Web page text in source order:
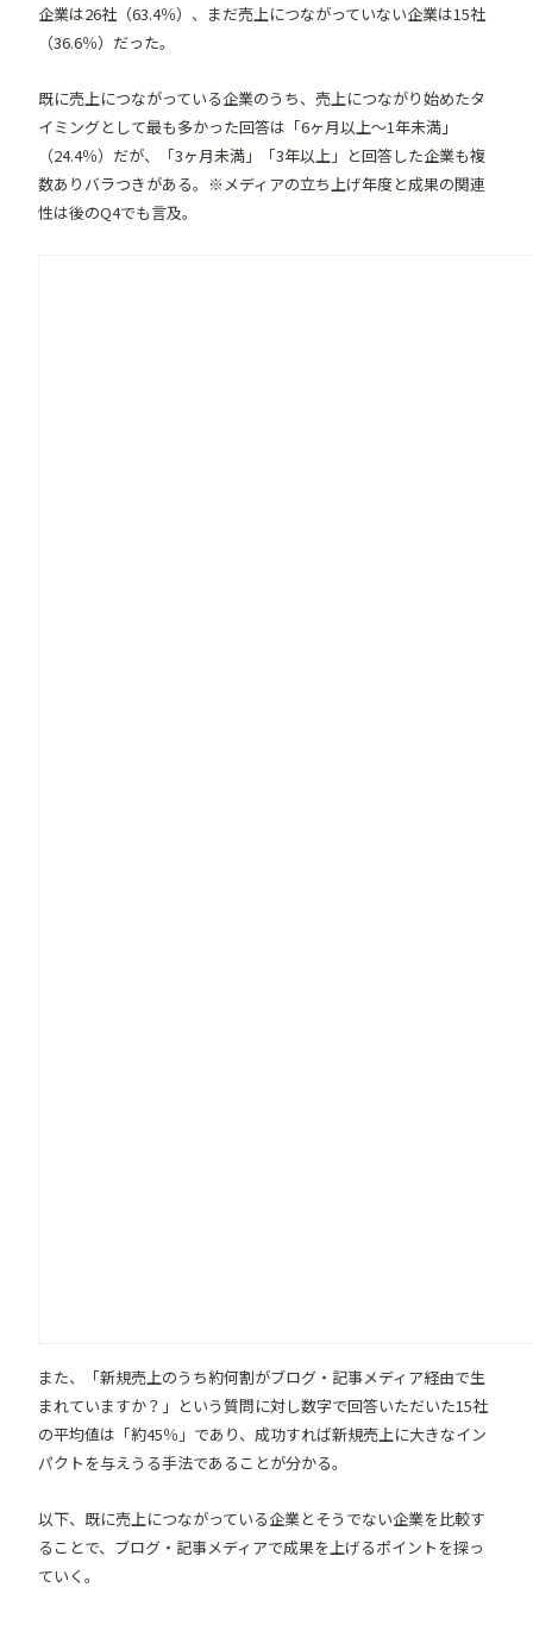
企業は26社（63.4％）、まだ売上につながっていない企業は15社
（36.6％）だった。
既に売上につながっている企業のうち、売上につながり始めたタ
イミングとして最も多かった回答は「6ヶ月以上〜1年未満」
（24.4％）だが、「3ヶ月未満」「3年以上」と回答した企業も複
数ありバラつきがある。※メディアの立ち上げ年度と成果の関連
性は後のQ4でも言及。
また、「新規売上のうち約何割がブログ・記事メディア経由で生
まれていますか？」という質問に対し数字で回答いただいた15社
の平均値は「約45％」であり、成功すれば新規売上に大きなイン
パクトを与えうる手法であることが分かる。
以下、既に売上につながっている企業とそうでない企業を比較す
ることで、ブログ・記事メディアで成果を上げるポイントを探っ
ていく。